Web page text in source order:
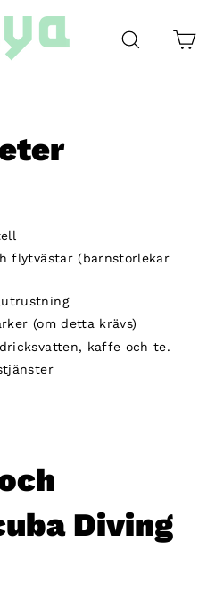
Search
flytvästar (barnstorlekar
(om detta krävs)
kaffe och te.
Diving